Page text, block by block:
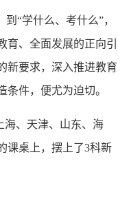
“学什么、考什么”，
育、全面发展的正向引
新要求，深入推进教育
条件，便尤为迫切。
海、天津、山东、海
课桌上，摆上了3科新